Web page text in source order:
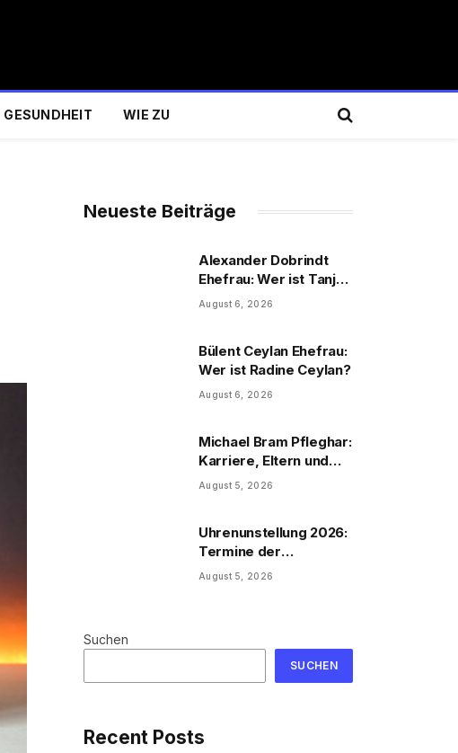
GESUNDHEIT WIE ZU
Neueste Beiträge
Alexander Dobrindt
Ehefrau: Wer ist Tanja
Käser?
August 6, 2026
Bülent Ceylan Ehefrau:
Wer ist Radine Ceylan?
August 6, 2026
Michael Bram Pfleghar:
Karriere, Eltern und
Filme
August 5, 2026
Uhrenunstellung 2026:
Termine der
Uhrenumstellung
August 5, 2026
Suchen
SUCHEN
Recent Posts